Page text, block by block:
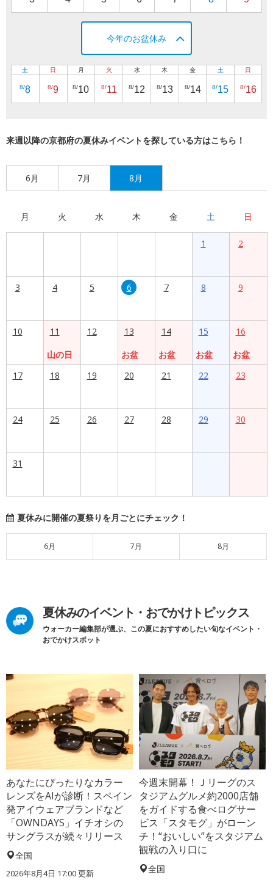
今年のお盆休み
土
8/8
日
8/9
月
8/10
火
8/11
水
8/12
木
8/13
金
8/14
土
8/15
日
8/16
来週以降の京都府の夏休みイベントを探している方はこちら！
6月 7月 8月
月 火 水 木 金 土 日
1 2
3 4 5 6 7 8 9
10
11
山の日
12
13
お盆
14
お盆
15
お盆
16
お盆
17
18 19 20 21 22 23
24 25 26 27 28 29 30
31
夏休みに開催の夏祭りを月ごとにチェック！
6月 7月 8月
夏休みのイベント・おでかけトピックス
ウォーカー編集部が選ぶ、この夏におすすめしたい旬なイベント・
おでかけスポット
あなたにぴったりなカラー
レンズをAIが診断！スペイン
発アイウェアブランドなど
「OWNDAYS」イチオシの
サングラスが続々リリース
全国
2026年8月4日 17:00更新
今週末開幕！Ｊリーグのス
タジアムグルメ約2000店舗
をガイドする食べログサー
ビス「スタモグ」がローン
チ！“おいしい”をスタジアム
観戦の入り口に
全国